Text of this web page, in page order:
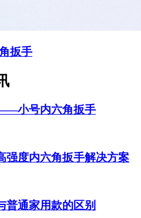
扳手
小号内六角扳手
度内六角扳手解决方案
普通家用款的区别